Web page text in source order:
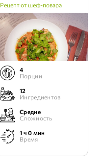
Рецепт от шеф-повара
4
Порции
12
Ингредиентов
Средне
Сложность
1 ч 0 мин
Время